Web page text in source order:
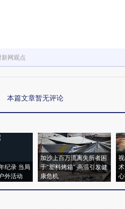
网观点
本篇文章暂无评论
纪录 当局
外活动
加沙上百万流离失所者困
于“塑料烤箱” 高温引发健
康危机